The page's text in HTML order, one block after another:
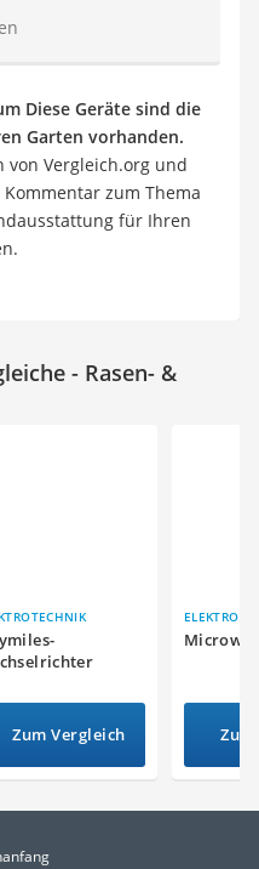
Diese Geräte sind die
Garten vorhanden.
von Vergleich.org und
zum Thema
für Ihren
- Rasen- &
Zum Vergleich